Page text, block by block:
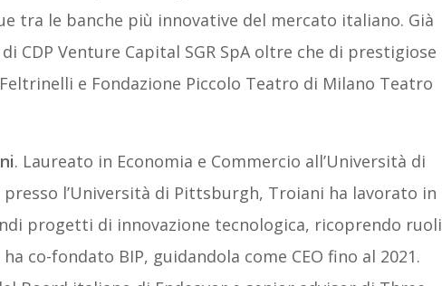
tra le banche più innovative del mercato italiano. Già
CDP Venture Capital SGR SpA oltre che di prestigiose
e Fondazione Piccolo Teatro di Milano Teatro
. Laureato in Economia e Commercio all’Università di
presso l’Università di Pittsburgh, Troiani ha lavorato in
progetti di innovazione tecnologica, ricoprendo ruoli
co-fondato BIP, guidandola come CEO fino al 2021.